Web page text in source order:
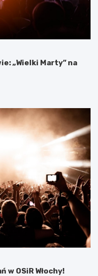
„Wielki Marty” na
OSiR Włochy!